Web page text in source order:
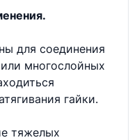
для соединения
многослойных
гайки.
тяжелых